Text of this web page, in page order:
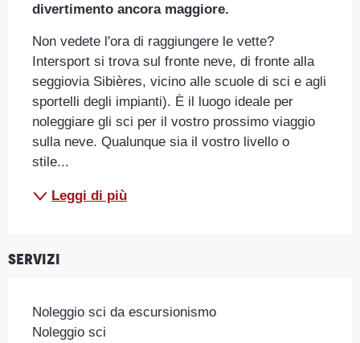
divertimento ancora maggiore.
Non vedete l'ora di raggiungere le vette?
Intersport si trova sul fronte neve, di fronte alla
seggiovia Sibières, vicino alle scuole di sci e agli
sportelli degli impianti). È il luogo ideale per
noleggiare gli sci per il vostro prossimo viaggio
sulla neve. Qualunque sia il vostro livello o
stile...
Leggi di più
Servizi
Noleggio sci da escursionismo
Noleggio sci